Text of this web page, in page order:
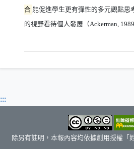
合 能促進學生更有彈性的多元觀點思
的視野看待個人發展（Ackerman, 1989
:::
除另有註明，本報內容均依據創用授權